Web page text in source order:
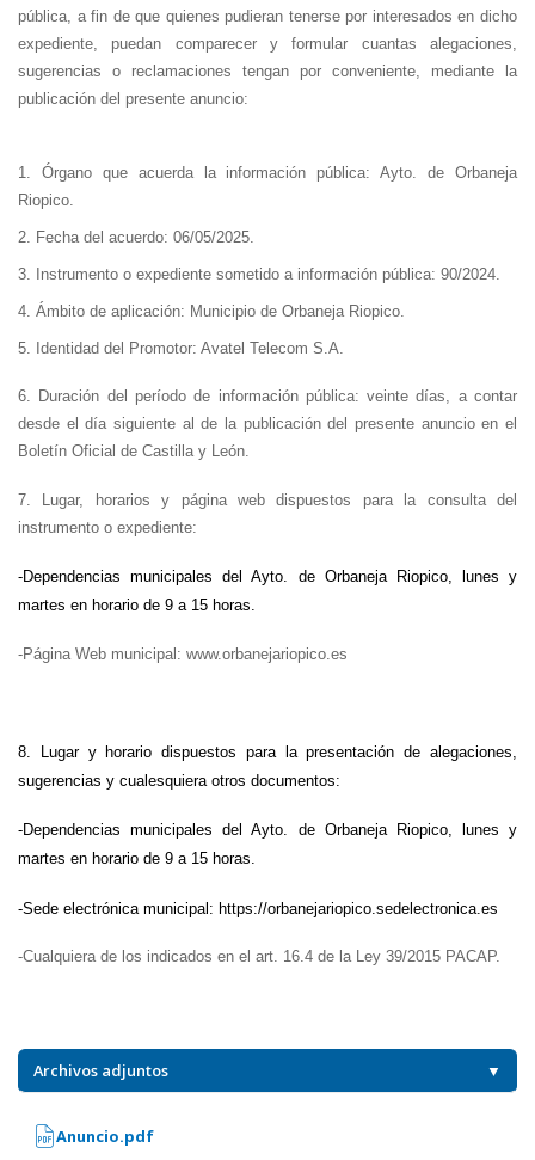
pública, a fin de que quienes pudieran tenerse por interesados en dicho
expediente, puedan comparecer y formular cuantas alegaciones,
sugerencias o reclamaciones tengan por conveniente, mediante la
publicación del presente anuncio:
1. Órgano que acuerda la información pública: Ayto. de Orbaneja
Riopico.
2. Fecha del acuerdo: 06/05/2025.
3. Instrumento o expediente sometido a información pública: 90/2024.
4. Ámbito de aplicación: Municipio de Orbaneja Riopico.
5. Identidad del Promotor: Avatel Telecom S.A.
6. Duración del período de información pública: veinte días, a contar
desde el día siguiente al de la publicación del presente anuncio en el
Boletín Oficial de Castilla y León.
7. Lugar, horarios y página web dispuestos para la consulta del
instrumento o expediente:
-Dependencias municipales del Ayto. de Orbaneja Riopico, lunes y
martes en horario de 9 a 15 horas.
-Página Web municipal: www.orbanejariopico.es
8. Lugar y horario dispuestos para la presentación de alegaciones,
sugerencias y cualesquiera otros documentos:
-Dependencias municipales del Ayto. de Orbaneja Riopico, lunes y
martes en horario de 9 a 15 horas.
-Sede electrónica municipal: https://orbanejariopico.sedelectronica.es
-Cualquiera de los indicados en el art. 16.4 de la Ley 39/2015 PACAP.
Archivos adjuntos ▼
Anuncio.pdf